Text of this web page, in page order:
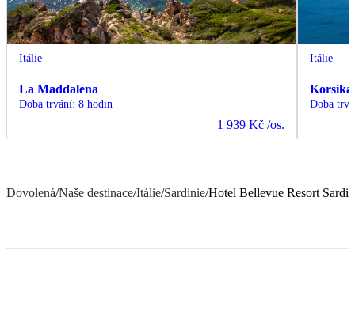
Itálie
La Maddalena
Doba trvání: 8 hodin
1 939 Kč /os.
Itálie
Korsika
Doba
Dovolená/Naše destinace/Itálie/Sardinie/Hotel Bellevue Resort